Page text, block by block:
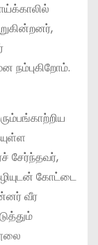
நம்புகிறோம்.
சேர்ந்தவர்,
கோட்டை
வீர